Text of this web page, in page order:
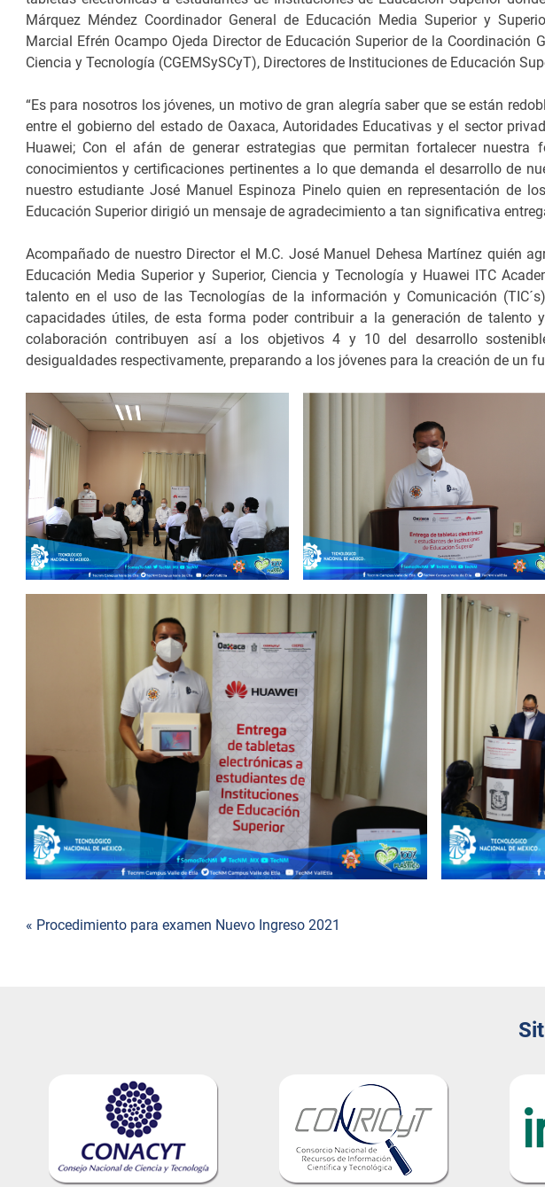
Márquez Méndez Coordinador General de Educación Media Superior y
Marcial Efrén Ocampo Ojeda Director de Educación Superior de la Coordinación
Ciencia y Tecnología (CGEMSySCyT), Directores de Instituciones de Educación
“Es para nosotros los jóvenes, un motivo de gran alegría saber que se están
entre el gobierno del estado de Oaxaca, Autoridades Educativas y el sector
Huawei; Con el afán de generar estrategias que permitan fortalecer nuestra
conocimientos y certificaciones pertinentes a lo que demanda el desarrollo de
nuestro estudiante José Manuel Espinoza Pinelo quien en representación de
Educación Superior dirigió un mensaje de agradecimiento a tan significativa
Acompañado de nuestro Director el M.C. José Manuel Dehesa Martínez quién
Educación Media Superior y Superior, Ciencia y Tecnología y Huawei ITC
talento en el uso de las Tecnologías de la información y Comunicación
capacidades útiles, de esta forma poder contribuir a la generación de talento
colaboración contribuyen así a los objetivos 4 y 10 del desarrollo
desigualdades respectivamente, preparando a los jóvenes para la creación de un
« Procedimiento para examen Nuevo Ingreso 2021